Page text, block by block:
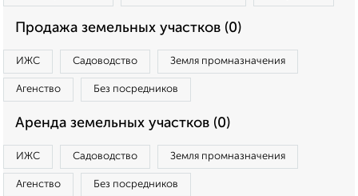
Продажа земельных участков (0)
ИЖС Садоводство Земля промназначения
Агенство Без посредников
Аренда земельных участков (0)
ИЖС Садоводство Земля промназначения
Агенство Без посредников